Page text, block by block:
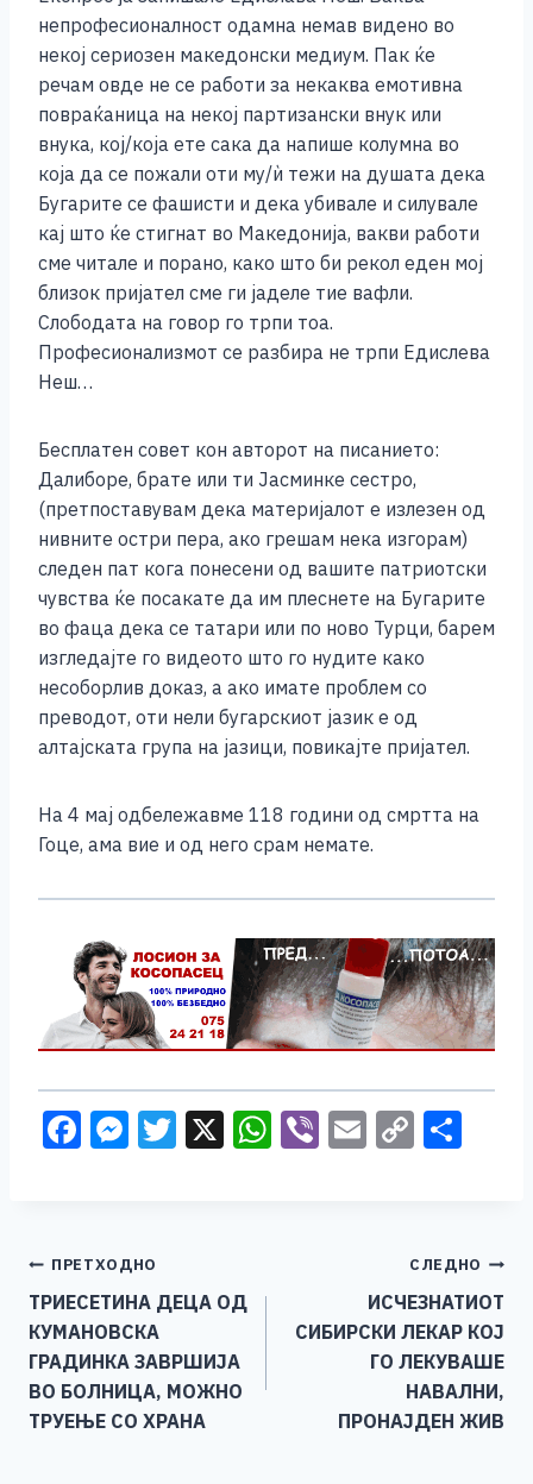
непрофесионалност одамна немав видено во
некој сериозен македонски медиум. Пак ќе
речам овде не се работи за некаква емотивна
повраќаница на некој партизански внук или
внука, кој/која ете сака да напише колумна во
која да се пожали оти му/ѝ тежи на душата дека
Бугарите се фашисти и дека убивале и силувале
кај што ќе стигнат во Македонија, вакви работи
сме читале и порано, како што би рекол еден мој
близок пријател сме ги јаделе тие вафли.
Слободата на говор го трпи тоа.
Професионализмот се разбира не трпи Едислева
Неш…
Бесплатен совет кон авторот на писанието:
Далиборе, брате или ти Јасминке сестро,
(претпоставувам дека материјалот е излезен од
нивните остри пера, ако грешам нека изгорам)
следен пат кога понесени од вашите патриотски
чувства ќе посакате да им плеснете на Бугарите
во фаца дека се татари или по ново Турци, барем
изгледајте го видеото што го нудите како
несоборлив доказ, а ако имате проблем со
преводот, оти нели бугарскиот јазик е од
алтајската група на јазици, повикајте пријател.
На 4 мај одбележавме 118 години од смртта на
Гоце, ама вие и од него срам немате.
F
b
o
o
k
M
n
g
er
T X W Vi E C
Li
n
k
Навигација
на
напис
ПРЕТХОДНО
ТРИЕСЕТИНА ДЕЦА ОД
КУМАНОВСКА
ГРАДИНКА ЗАВРШИЈА
ВО БОЛНИЦА, МОЖНО
ТРУЕЊЕ СО ХРАНА
СЛЕДНО
ИСЧЕЗНАТИОТ
СИБИРСКИ ЛЕКАР КОЈ
ГО ЛЕКУВАШЕ
НАВАЛНИ,
ПРОНАЈДЕН ЖИВ